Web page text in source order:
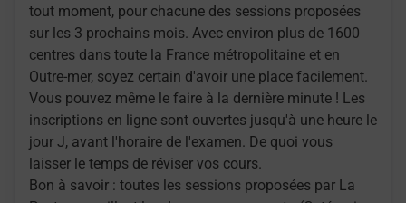
tout moment, pour chacune des sessions proposées
sur les 3 prochains mois. Avec environ plus de 1600
centres dans toute la France métropolitaine et en
Outre-mer, soyez certain d'avoir une place facilement.
Vous pouvez même le faire à la dernière minute ! Les
inscriptions en ligne sont ouvertes jusqu'à une heure le
jour J, avant l'horaire de l'examen. De quoi vous
laisser le temps de réviser vos cours.
Bon à savoir : toutes les sessions proposées par La